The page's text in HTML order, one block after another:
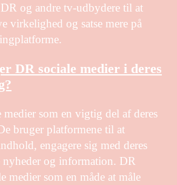
og andre tv-udbydere til at
virkelighed og satse mere på
DR sociale medier i deres
medier som en vigtig del af deres
bruger platformene til at
engagere sig med deres
og information. DR
medier som en måde at måle